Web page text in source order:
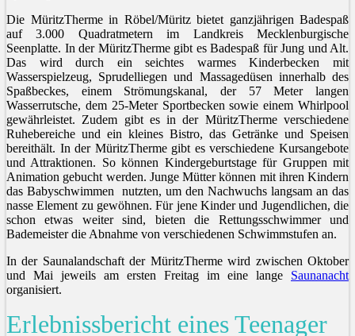
Die MüritzTherme in Röbel/Müritz bietet ganzjährigen Badespaß
auf 3.000 Quadratmetern im Landkreis Mecklenburgische
Seenplatte. In der MüritzTherme gibt es Badespaß für Jung und Alt.
Das wird durch ein seichtes warmes Kinderbecken mit
Wasserspielzeug, Sprudelliegen und Massagedüsen innerhalb des
Spaßbeckes, einem Strömungskanal, der 57 Meter langen
Wasserrutsche, dem 25-Meter Sportbecken sowie einem Whirlpool
gewährleistet. Zudem gibt es in der MüritzTherme verschiedene
Ruhebereiche und ein kleines Bistro, das Getränke und Speisen
bereithält. In der MüritzTherme gibt es verschiedene Kursangebote
und Attraktionen. So können Kindergeburtstage für Gruppen mit
Animation gebucht werden. Junge Mütter können mit ihren Kindern
das Babyschwimmen nutzten, um den Nachwuchs langsam an das
nasse Element zu gewöhnen. Für jene Kinder und Jugendlichen, die
schon etwas weiter sind, bieten die Rettungsschwimmer und
Bademeister die Abnahme von verschiedenen Schwimmstufen an.
In der Saunalandschaft der MüritzTherme wird zwischen Oktober
und Mai jeweils am ersten Freitag im eine lange Saunanacht
organisiert.
Erlebnissbericht eines Teenager